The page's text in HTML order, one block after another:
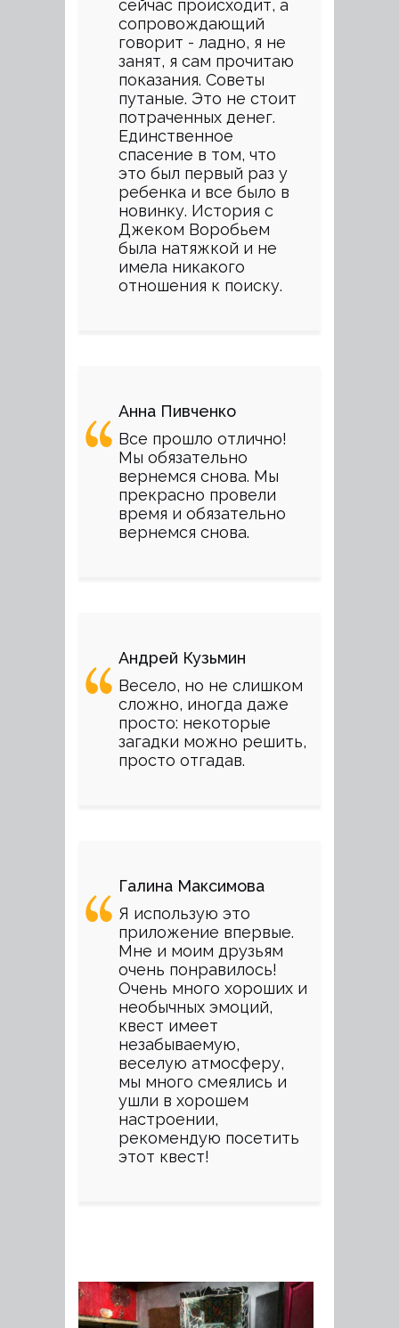
сейчас происходит, а
сопровождающий
говорит - ладно, я не
занят, я сам прочитаю
показания. Советы
путаные. Это не стоит
потраченных денег.
Единственное
спасение в том, что
это был первый раз у
ребенка и все было в
новинку. История с
Джеком Воробьем
была натяжкой и не
имела никакого
отношения к поиску.
Анна Пивченко
Все прошло отлично!
Мы обязательно
вернемся снова. Мы
прекрасно провели
время и обязательно
вернемся снова.
Андрей Кузьмин
Весело, но не слишком
сложно, иногда даже
просто: некоторые
загадки можно решить,
просто отгадав.
Галина Максимова
Я использую это
приложение впервые.
Мне и моим друзьям
очень понравилось!
Очень много хороших и
необычных эмоций,
квест имеет
незабываемую,
веселую атмосферу,
мы много смеялись и
ушли в хорошем
настроении,
рекомендую посетить
этот квест!